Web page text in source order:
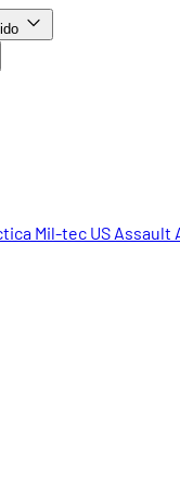
Mil-tec US Assault